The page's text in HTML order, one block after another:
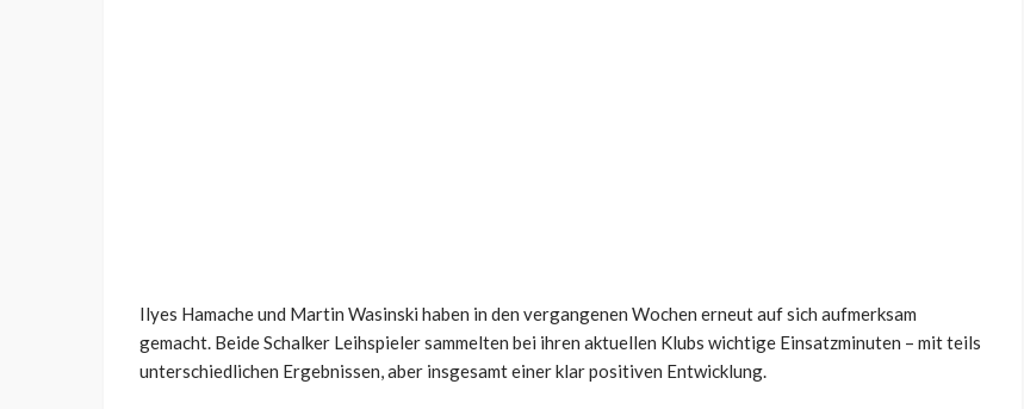
Ilyes Hamache und Martin Wasinski haben in den vergangenen Wochen erneut auf sich aufmerksam
gemacht. Beide Schalker Leihspieler sammelten bei ihren aktuellen Klubs wichtige Einsatzminuten – mit teils
unterschiedlichen Ergebnissen, aber insgesamt einer klar positiven Entwicklung.